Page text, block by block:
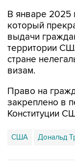
В январе 2025
который
выдачи
территории
стране
визам.
Право на
закреплено в
Конституции
США Дональд